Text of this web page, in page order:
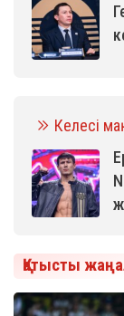
Келесі
Қатысты